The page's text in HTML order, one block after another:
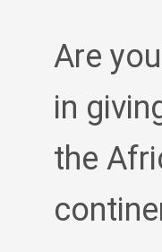
Are
in
the